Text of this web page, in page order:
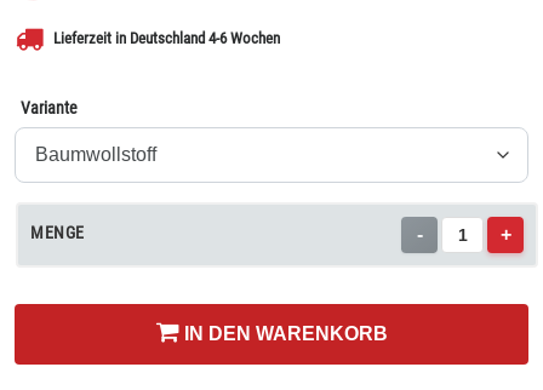
Lieferzeit in Deutschland 4-6 Wochen
Variante
MENGE - +
IN DEN WARENKORB